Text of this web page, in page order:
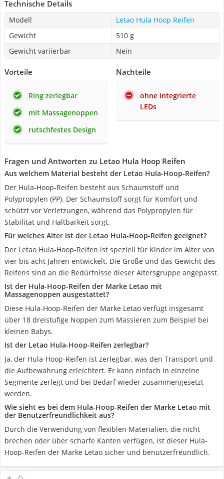
Technische Details
Modell
Letao Hula Hoop Reifen
Gewicht
510 g
Gewicht variierbar
Nein
Vorteile
Ring zerlegbar
mit Massagenoppen
rutschfestes Design
Nachteile
ohne integrierte
LEDs
Fragen und Antworten zu Letao Hula Hoop Reifen
Aus welchem Material besteht der Letao Hula-Hoop-Reifen?
Der Hula-Hoop-Reifen besteht aus Schaumstoff und
Polypropylen (PP). Der Schaumstoff sorgt für Komfort und
schützt vor Verletzungen, während das Polypropylen für
Stabilität und Haltbarkeit sorgt.
Für welches Alter ist der Letao Hula-Hoop-Reifen geeignet?
Der Letao Hula-Hoop-Reifen ist speziell für Kinder im Alter von
vier bis acht Jahren entwickelt. Die Größe und das Gewicht des
Reifens sind an die Bedürfnisse dieser Altersgruppe angepasst.
Ist der Hula-Hoop-Reifen der Marke Letao mit
Massagenoppen ausgestattet?
Diese Hula-Hoop-Reifen der Marke Letao verfügt insgesamt
über 18 dreistufige Noppen zum Massieren zum Beispiel bei
kleinen Babys.
Ist der Letao Hula-Hoop-Reifen zerlegbar?
Ja, der Hula-Hoop-Reifen ist zerlegbar, was den Transport und
die Aufbewahrung erleichtert. Er kann einfach in einzelne
Segmente zerlegt und bei Bedarf wieder zusammengesetzt
werden.
Wie sieht es bei dem Hula-Hoop-Reifen der Marke Letao mit
der Benutzerfreundlichkeit aus?
Durch die Verwendung von flexiblen Materialien, die nicht
brechen oder über scharfe Kanten verfügen, ist dieser Hula-
Hoop-Reifen der Marke Letao sicher und benutzerfreundlich.